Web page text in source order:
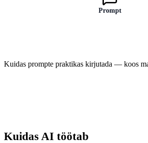
Prompt
Kuidas prompte praktikas kirjutada — koos
Kuidas AI töötab